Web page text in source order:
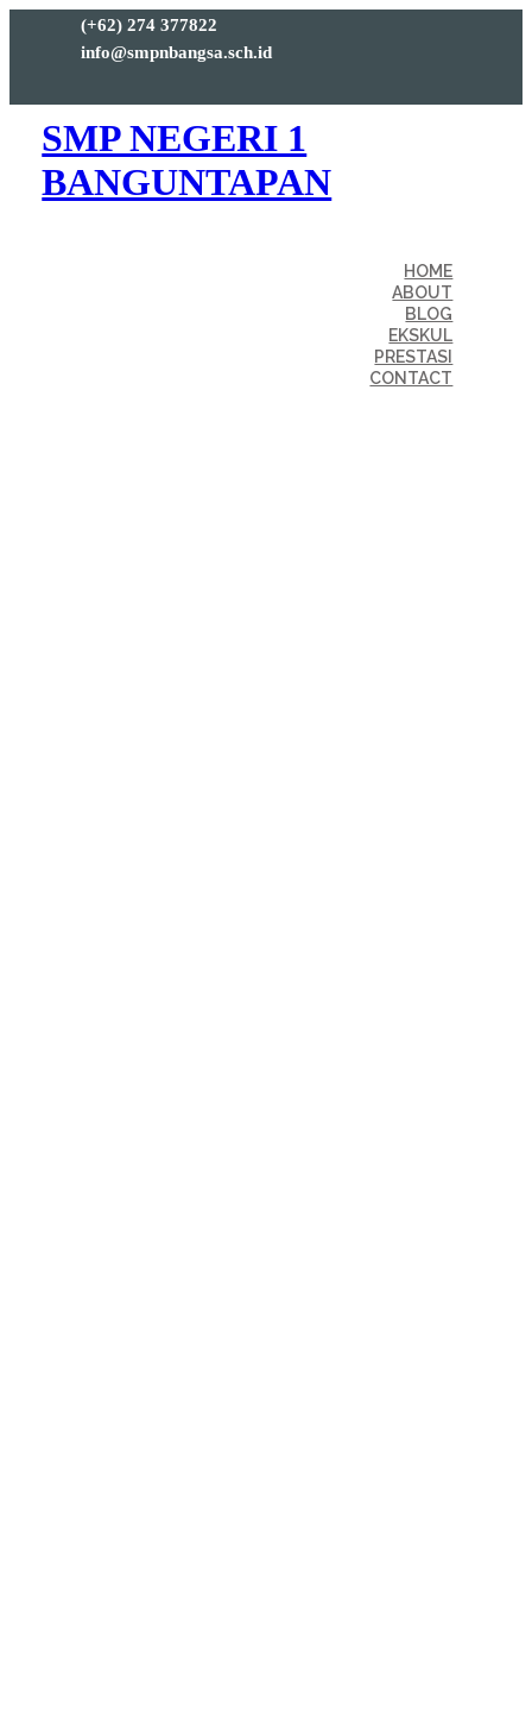
(+62) 274 377822
info@smpnbangsa.sch.id
SMP NEGERI 1
BANGUNTAPAN
HOME
ABOUT
BLOG
EKSKUL
PRESTASI
CONTACT